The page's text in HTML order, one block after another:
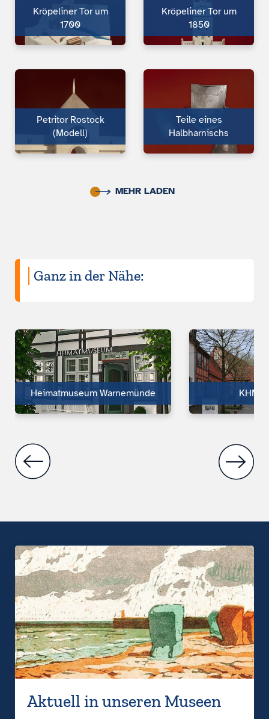
Kröpeliner Tor um
1700
Kröpeliner Tor um
1850
Petritor Rostock
(Modell)
Teile eines
Halbharnischs
MEHR LADEN
Ganz in der Nähe:
Heimatmuseum Warnemünde KHM
Aktuell in unseren Museen